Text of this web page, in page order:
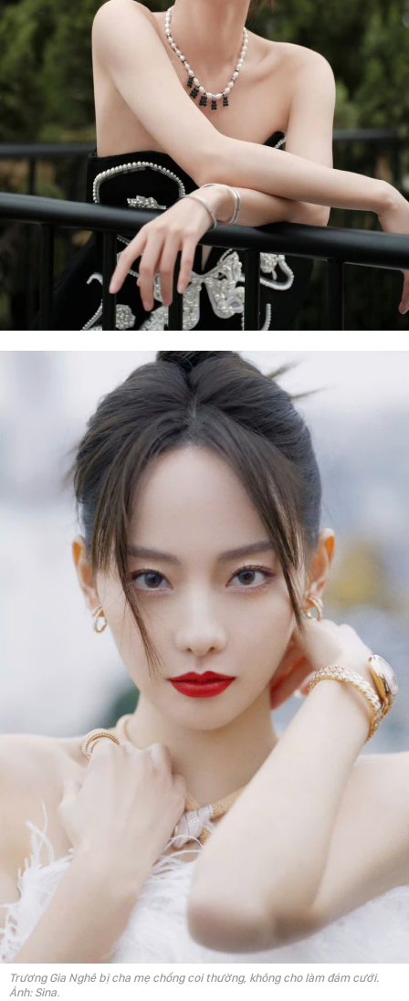
Trương Gia Nghê bị cha mẹ chồng coi thường, không cho làm đám cưới.
Ảnh: Sina.